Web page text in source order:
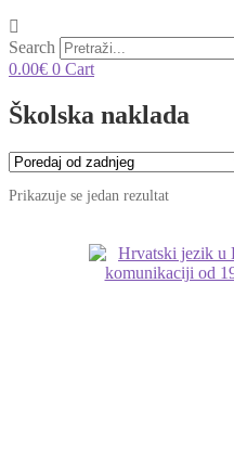
Search
0.00€ 0 Cart
Školska naklada
Prikazuje se jedan rezultat